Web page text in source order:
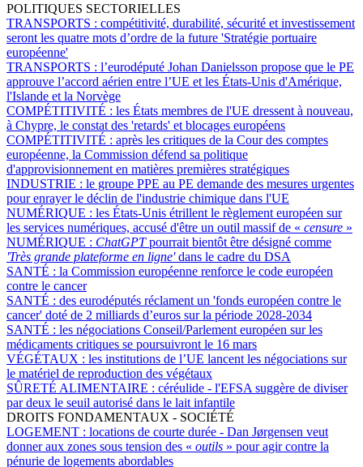
POLITIQUES SECTORIELLES
TRANSPORTS : compétitivité, durabilité, sécurité et investissement
seront les quatre mots d’ordre de la future 'Stratégie portuaire
européenne'
TRANSPORTS : l’eurodéputé Johan Danielsson propose que le PE
approuve l’accord aérien entre l’UE et les États-Unis d'Amérique,
l'Islande et la Norvège
COMPÉTITIVITÉ : les États membres de l'UE dressent à nouveau,
à Chypre, le constat des 'retards' et blocages européens
COMPÉTITIVITÉ : après les critiques de la Cour des comptes
européenne, la Commission défend sa politique
d'approvisionnement en matières premières stratégiques
INDUSTRIE : le groupe PPE au PE demande des mesures urgentes
pour enrayer le déclin de l'industrie chimique dans l'UE
NUMÉRIQUE : les États-Unis étrillent le règlement européen sur
les services numériques, accusé d'être un outil massif de « censure »
NUMÉRIQUE : ChatGPTpourrait bientôt être désigné comme
'Très grande plateforme en ligne'dans le cadre du DSA
SANTÉ : la Commission européenne renforce le code européen
contre le cancer
SANTÉ : des eurodéputés réclament un 'fonds européen contre le
cancer' doté de 2 milliards d’euros sur la période 2028-2034
SANTÉ : les négociations Conseil/Parlement européen sur les
médicaments critiques se poursuivront le 16 mars
VÉGÉTAUX : les institutions de l’UE lancent les négociations sur
le matériel de reproduction des végétaux
SÛRETÉ ALIMENTAIRE : céréulide - l'EFSA suggère de diviser
par deux le seuil autorisé dans le lait infantile
DROITS FONDAMENTAUX - SOCIÉTÉ
LOGEMENT : locations de courte durée - Dan Jørgensen veut
donner aux zones sous tension des « outils » pour agir contre la
pénurie de logements abordables